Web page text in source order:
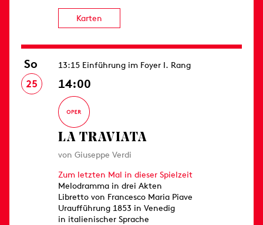
Karten
So
25
13:15 Einführung im Foyer I. Rang
14:00
LA TRAVIATA
von Giuseppe Verdi
Zum letzten Mal in dieser Spielzeit
Melodramma in drei Akten
Libretto von Francesco Maria Piave
Uraufführung 1853 in Venedig
in italienischer Sprache